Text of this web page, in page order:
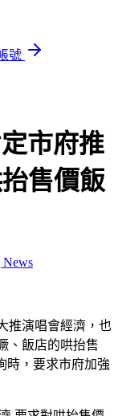
號
市府推
售價飯
推演唱會經濟，也
、飯店的哄抬售
時，要求市府加強